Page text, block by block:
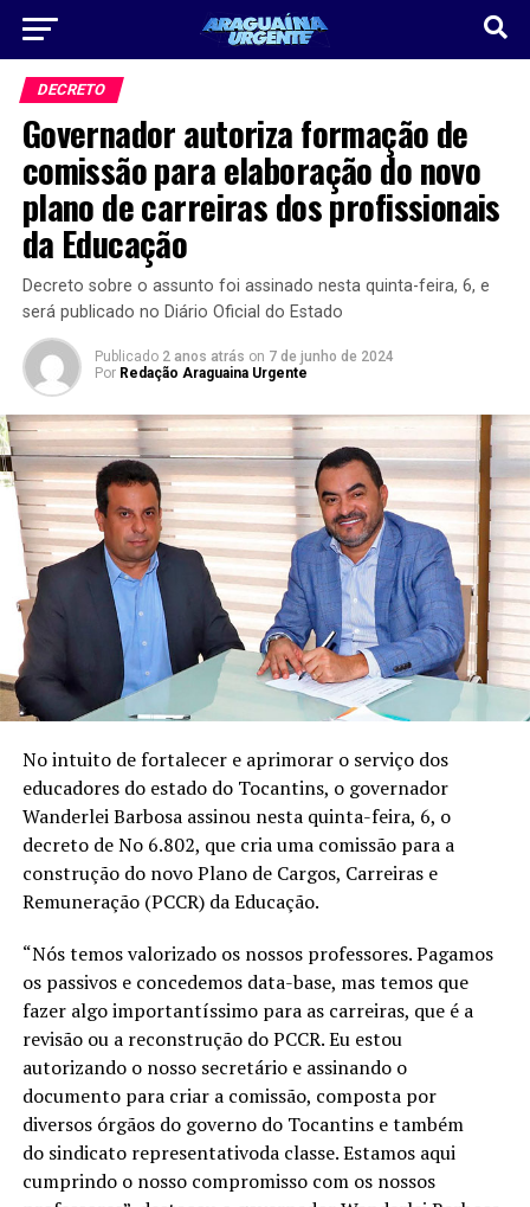
DECRETO
Governador autoriza formação de
comissão para elaboração do novo
plano de carreiras dos profissionais
da Educação
Decreto sobre o assunto foi assinado nesta quinta-feira, 6, e
será publicado no Diário Oficial do Estado
Publicado 2 anos atrás on 7 de junho de 2024
Por Redação Araguaina Urgente
No intuito de fortalecer e aprimorar o serviço dos
educadores do estado do Tocantins, o governador
Wanderlei Barbosa assinou nesta quinta-feira, 6, o
decreto de No 6.802, que cria uma comissão para a
construção do novo Plano de Cargos, Carreiras e
Remuneração (PCCR) da Educação.
“Nós temos valorizado os nossos professores. Pagamos
os passivos e concedemos data-base, mas temos que
fazer algo importantíssimo para as carreiras, que é a
revisão ou a reconstrução do PCCR. Eu estou
autorizando o nosso secretário e assinando o
documento para criar a comissão, composta por
diversos órgãos do governo do Tocantins e também
do sindicato representativoda classe. Estamos aqui
cumprindo o nosso compromisso com os nossos